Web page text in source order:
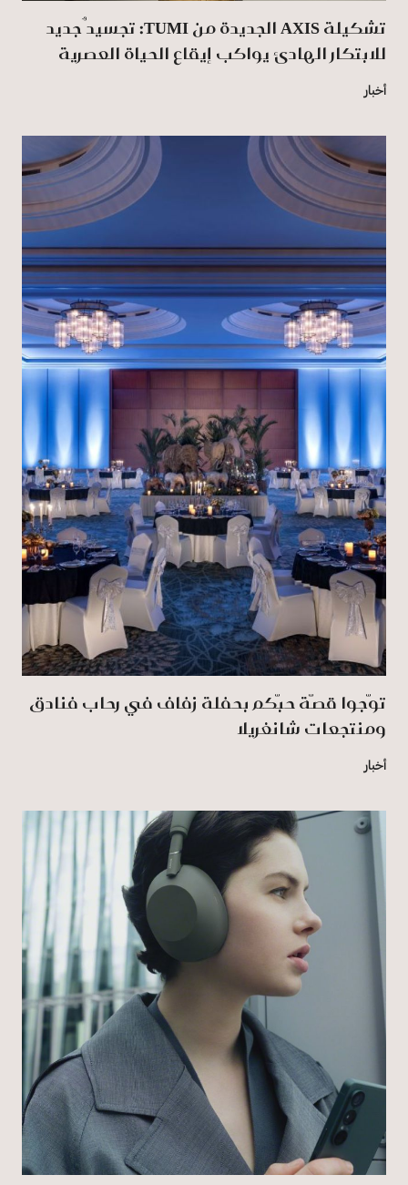
تشكيلة AXIS الجديدة من TUMI: تجسيدٌ جديد
للابتكار الهادئ يواكب إيقاع الحياة العصرية
أخبار
توّجوا قصّة حبّكم بحفلة زفاف في رِحاب فنادق
ومنتجعات شانغريلا
أخبار